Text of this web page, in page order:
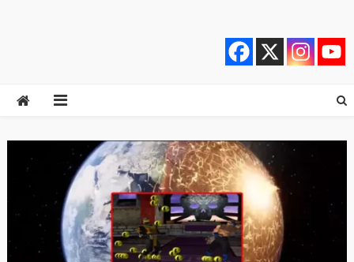
Quebrando o Controle